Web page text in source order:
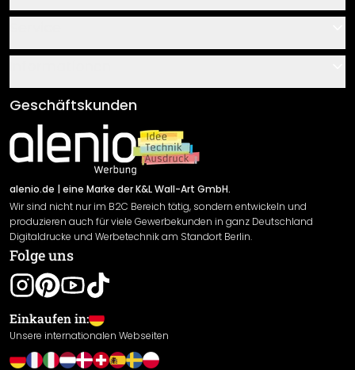
Über uns
Klebe- und Montageanleitungen
Newsletter An-/Abmeldung
Sendungsverfolgung
AGB
Impressum
Versand & Zahlung
Rücksendung
Widerrufsrecht
Datenschutzerklärung
Gewährleistung
Leistungserklärung / CE-Zeichen
Cookie Einstellungen
Geschäftskunden
alenio.de | eine Marke der K&L Wall-Art GmbH.
Wir sind nicht nur im B2C Bereich tätig, sondern entwickeln und
produzieren auch für viele Gewerbekunden in ganz Deutschland
Digitaldrucke und Werbetechnik am Standort Berlin.
Folge uns
Einkaufen in:
Unsere internationalen Webseiten